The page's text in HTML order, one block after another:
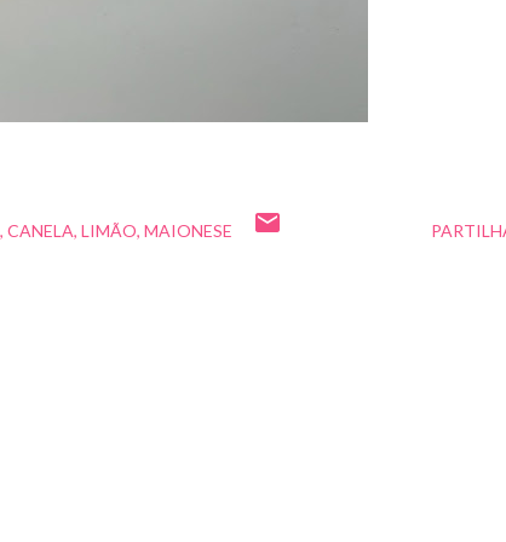
CANELA LIMÃO MAIONESE